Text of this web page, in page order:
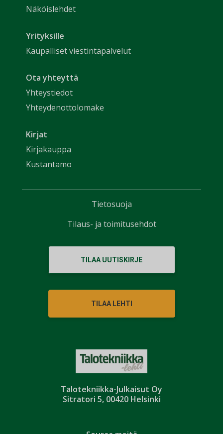
Talotekniikka-Julkaisut Oy
Sitratori 5, 00420 Helsinki
Näköislehdet
Yrityksille
Kaupalliset viestintäpalvelut
Ota yhteyttä
Yhteystiedot
Yhteydenottolomake
Kirjat
Kirjakauppa
Kustantamo
TILAA UUTISKIRJE
TILAA LEHTI
Tietosuoja
Tilaus- ja toimitusehdot